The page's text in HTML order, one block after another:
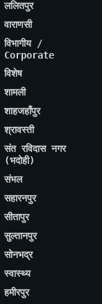
ललितपुर
वाराणसी
विभागीय /
Corporate
विशेष
शामली
शाहजहाँपुर
श्रावस्ती
संत रविदास नगर
(भदोही)
संभल
सहारनपुर
सीतापुर
सुल्तानपुर
सोनभद्र
स्वास्थ्य
हमीरपुर